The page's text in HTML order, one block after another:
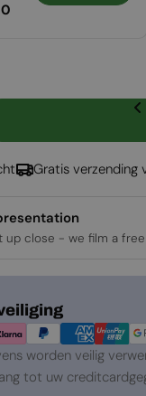
Voor Foco Two
Verhogen Voor
Gratis
up close - we film a
worden veilig
tot uw